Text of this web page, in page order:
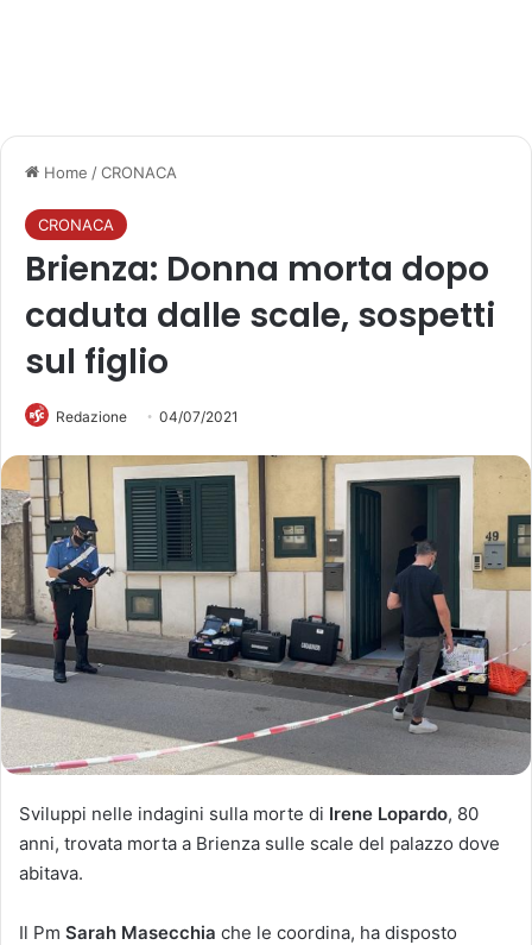
Home /CRONACA
CRONACA
Brienza: Donna morta dopo
caduta dalle scale, sospetti
sul figlio
Redazione 04/07/2021
Sviluppi nelle indagini sulla morte di Irene Lopardo, 80
anni, trovata morta a Brienza sulle scale del palazzo dove
abitava.
Il Pm Sarah Masecchia che le coordina, ha disposto